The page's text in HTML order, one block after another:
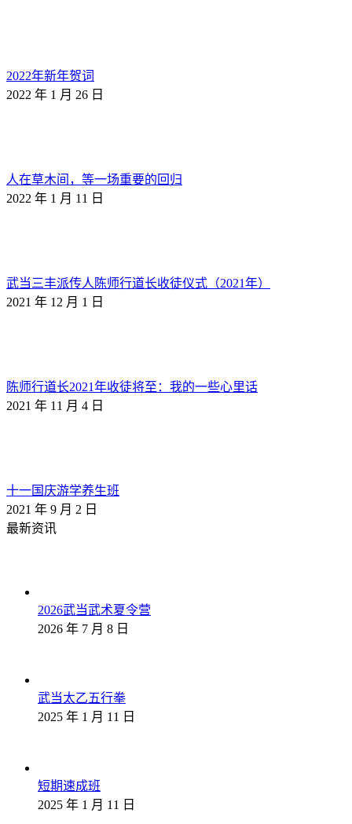
2022年新年贺词
2022 年 1 月 26 日
人在草木间，等一场重要的回归
2022 年 1 月 11 日
武当三丰派传人陈师行道长收徒仪式（2021年）
2021 年 12 月 1 日
陈师行道长2021年收徒将至：我的一些心里话
2021 年 11 月 4 日
十一国庆游学养生班
2021 年 9 月 2 日
最新资讯
2026武当武术夏令营
2026 年 7 月 8 日
武当太乙五行拳
2025 年 1 月 11 日
短期速成班
2025 年 1 月 11 日